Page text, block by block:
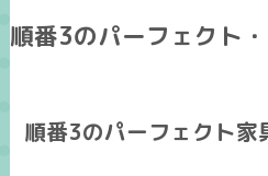
順番3のパーフェクト
順番3のパーフェクト家